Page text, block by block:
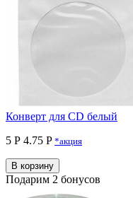
Конверт для CD белый
5 Р 4.75 P *акция
В корзину
Подарим 2 бонусов